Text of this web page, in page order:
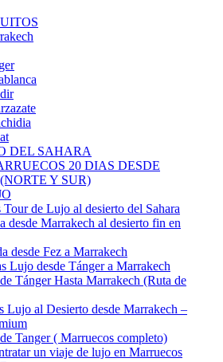
DEL SAHARA
20 DIAS DESDE
Y SUR)
Tour de Lujo al desierto del Sahara
desde Marrakech al desierto fin en
desde Fez a Marrakech
Lujo desde Tánger a Marrakech
Tánger Hasta Marrakech (Ruta de
Lujo al Desierto desde Marrakech –
Tanger ( Marruecos completo)
un viaje de lujo en Marruecos